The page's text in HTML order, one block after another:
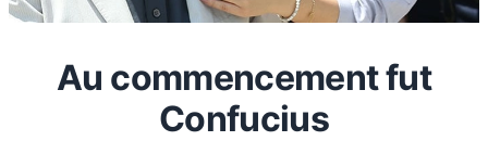
Au commencement fut
Confucius